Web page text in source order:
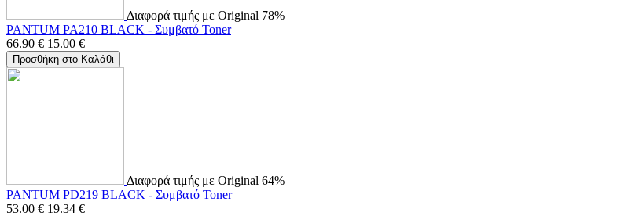
Διαφορά τιμής με Original 78%
PANTUM PA210 BLACK - Συμβατό Toner
66.90 € 15.00 €
Προσθήκη στο Καλάθι
Διαφορά τιμής με Original 64%
PANTUM PD219 BLACK - Συμβατό Toner
53.00 € 19.34 €